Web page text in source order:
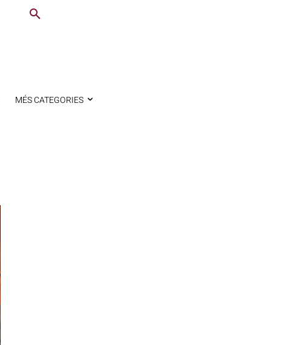
MÉS CATEGORIES